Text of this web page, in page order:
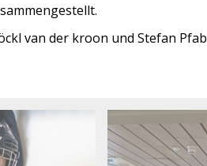
van der kroon und Stefan Pfab